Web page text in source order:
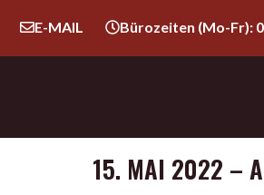
E-MAIL Bürozeiten (Mo-Fr):
15. MAI 2022 –